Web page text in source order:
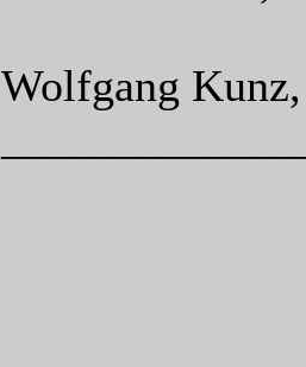
Wolfgang